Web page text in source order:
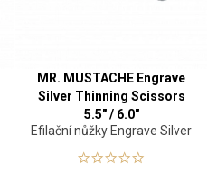
MR. MUSTACHE Engrave
Silver Thinning Scissors
5.5" / 6.0"
Efilační nůžky Engrave Silver